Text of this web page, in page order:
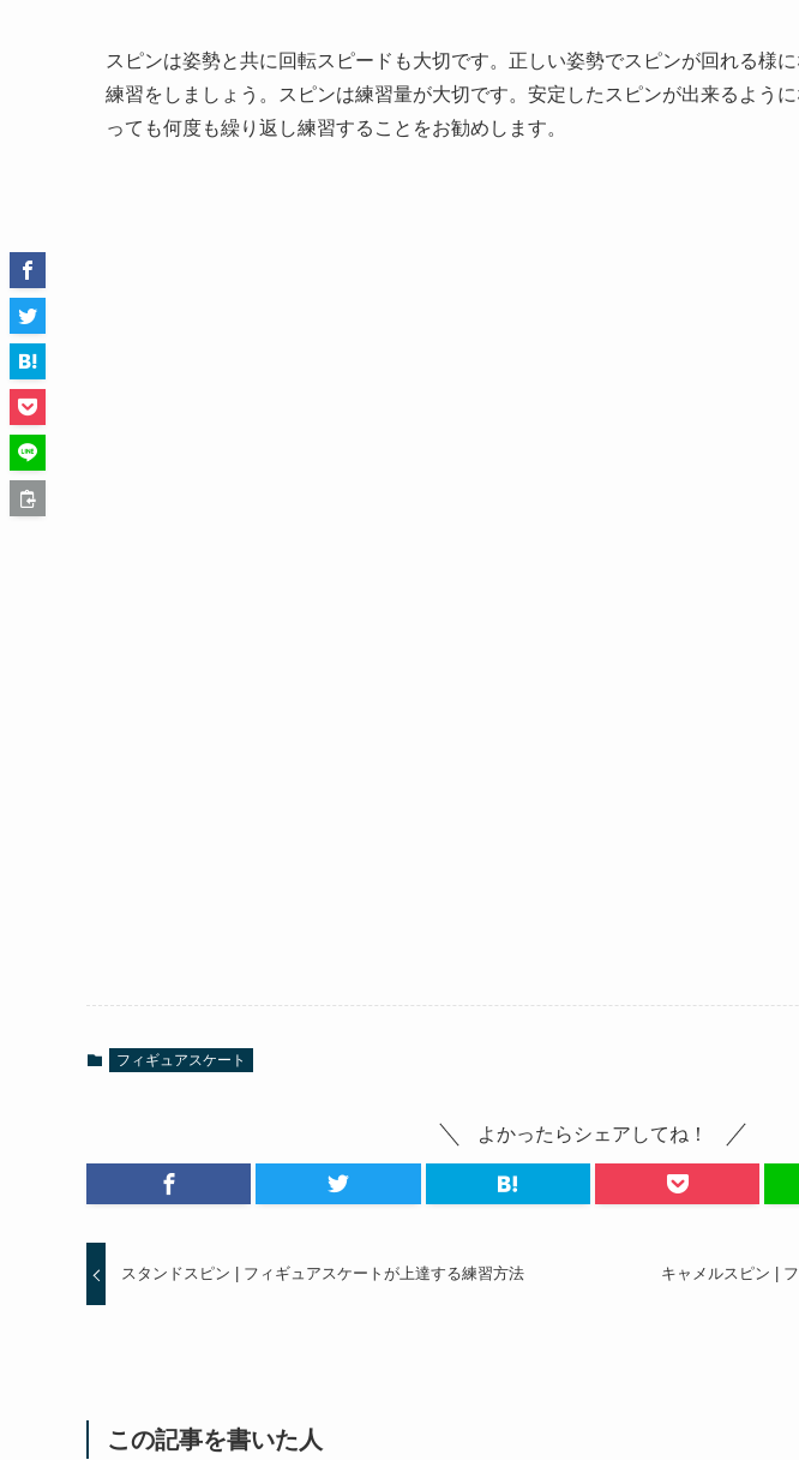
スピンは姿勢と共に回転スピードも大切です。正しい姿勢でスピンが回れる様
練習をしましょう。スピンは練習量が大切です。安定したスピンが出来るよう
っても何度も繰り返し練習することをお勧めします。
フィギュアスケート
よかったらシェアしてね！
スタンドスピン | フィギュアスケートが上達する練習方法 キャメルスピン |
この記事を書いた人